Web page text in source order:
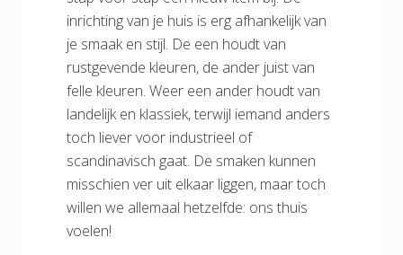
inrichting van je huis is erg afhankelijk van
je smaak en stijl. De een houdt van
rustgevende kleuren, de ander juist van
felle kleuren. Weer een ander houdt van
landelijk en klassiek, terwijl iemand anders
toch liever voor industrieel of
scandinavisch gaat. De smaken kunnen
misschien ver uit elkaar liggen, maar toch
willen we allemaal hetzelfde: ons thuis
voelen!